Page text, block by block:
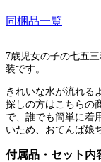
同梱品一覧
7歳児女の子の七五
装です。
きれいな水が流れる
探しの方はこちらの
で、誰でも簡単に着
いため、おてんば娘
付属品・セット内